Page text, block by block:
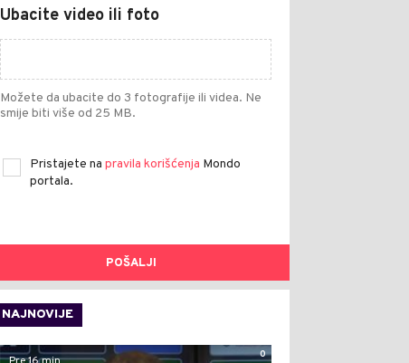
Ubacite video ili foto
Možete da ubacite do 3 fotografije ili videa. Ne
smije biti više od 25 MB.
Pristajete na pravila korišćenja Mondo
portala.
POŠALJI
NAJNOVIJE
0